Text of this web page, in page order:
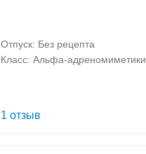
Отпуск: Без рецепта
Класс: Альфа-адреномиметики
1 отзыв